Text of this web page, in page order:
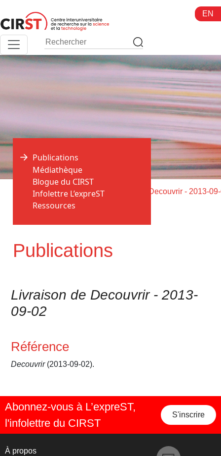
au
contenu
EN
Accueil > Publications > Livraison de Decouvrir - 2013-
Publications
Publications
Médiathèque
Blogue du CIRST
Infolettre L’expreST
Ressources
Livraison de Decouvrir - 2013-
09-02
Référence
Decouvrir(2013-09-02).
Abonnez-vous à L’expreST,
l'infolettre du CIRST
S'inscrire
À propos